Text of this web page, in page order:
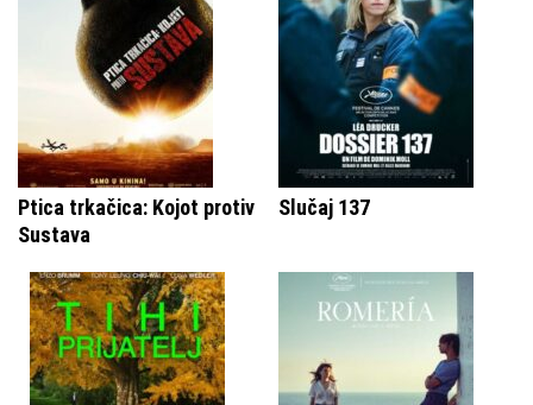
Ptica trkačica: Kojot protiv
Sustava
Slučaj 137